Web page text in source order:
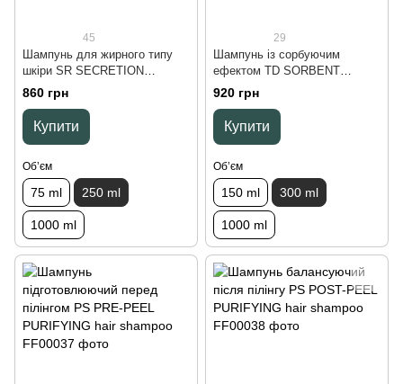
45
Шампунь для жирного типу
шкіри SR SECRETION
REGULATOIN hair shampoo,
250 ml
860 грн
Купити
Обʼєм
75 ml 250 ml
1000 ml
29
Шампунь із сорбуючим
ефектом TD SORBENT
FEELINGS hair shampoo, 300
920 грн
Купити
Обʼєм
150 ml 300 ml
1000 ml